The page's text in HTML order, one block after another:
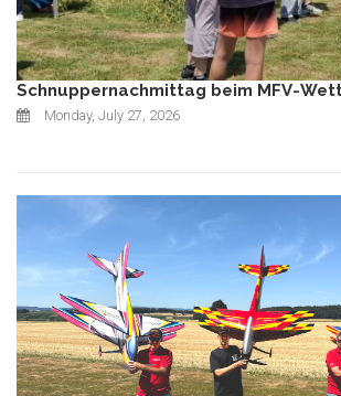
Schnuppernachmittag beim MFV-
Monday, July 27, 2026